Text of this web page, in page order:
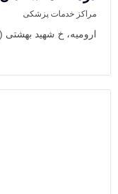
مراکز خدمات پزشکی
ارومیه، خ شهید بهشتی